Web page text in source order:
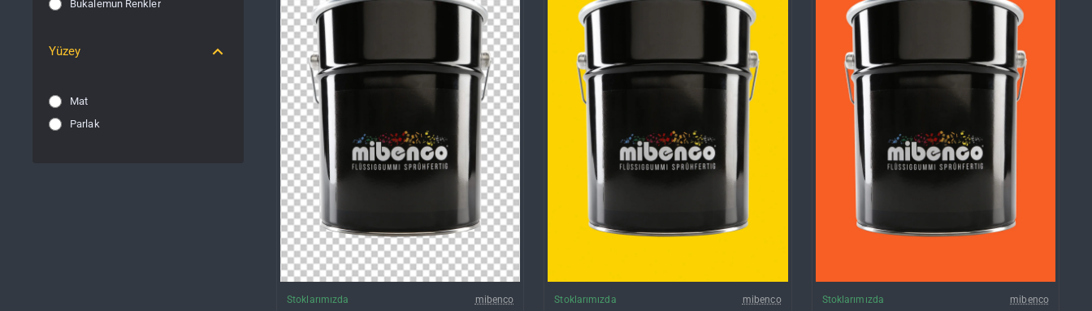
Bukalemun Renkler
Yüzey
Mat
Parlak
Kargo Bedava
Stoklarımızda mibenco
Kargo Bedava
Stoklarımızda mibenco
Kargo Bedava
Stoklarımızda mibenco